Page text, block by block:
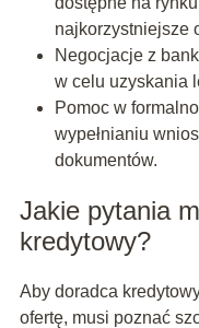
najkorzystniejsze
Negocjacje z
w celu uzyskania
Pomoc w
wypełnianiu
dokumentów.
Jakie pytania
kredytowy?
Aby doradca
ofertę, musi poznać